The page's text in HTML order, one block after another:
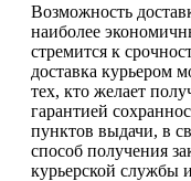
Возможность
наиболее
стремится к
доставка курьером
тех, кто желает
гарантией
пунктов выдачи, в
способ получения
курьерской службы